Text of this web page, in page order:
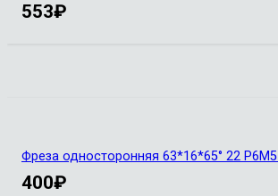
553₽
Фреза односторонняя 63*16*65° 22 Р6М5
400₽